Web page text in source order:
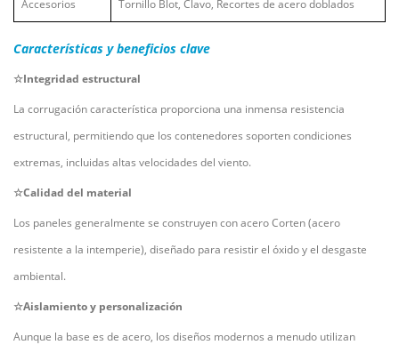
Accesorios Tornillo Blot, Clavo, Recortes de acero doblados
Características y beneficios clave
☆Integridad estructural
La corrugación característica proporciona una inmensa resistencia
estructural, permitiendo que los contenedores soporten condiciones
extremas, incluidas altas velocidades del viento.
☆Calidad del material
Los paneles generalmente se construyen con acero Corten (acero
resistente a la intemperie), diseñado para resistir el óxido y el desgaste
ambiental.
☆Aislamiento y personalización
Aunque la base es de acero, los diseños modernos a menudo utilizan